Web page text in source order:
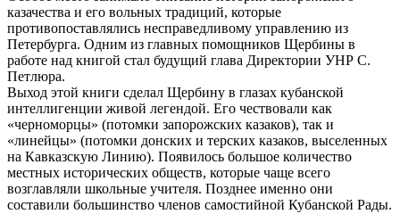
казачества и его вольных традиций, которые
противопоставлялись несправедливому управлению из
Петербурга. Одним из главных помощников Щербины в
работе над книгой стал будущий глава Директории УНР С.
Петлюра.
Выход этой книги сделал Щербину в глазах кубанской
интеллигенции живой легендой. Его чествовали как
«черноморцы» (потомки запорожских казаков), так и
«линейцы» (потомки донских и терских казаков, выселенных
на Кавказскую Линию). Появилось большое количество
местных исторических обществ, которые чаще всего
возглавляли школьные учителя. Позднее именно они
составили большинство членов самостийной Кубанской Рады.